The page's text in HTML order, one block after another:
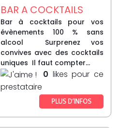
BAR A COCKTAILS
Bar à cocktails pour vos
évènements 100 % sans
alcool Surprenez vos
convives avec des cocktails
uniques Il faut compter...
0 likes pour ce
prestataire
PLUS D’INFOS